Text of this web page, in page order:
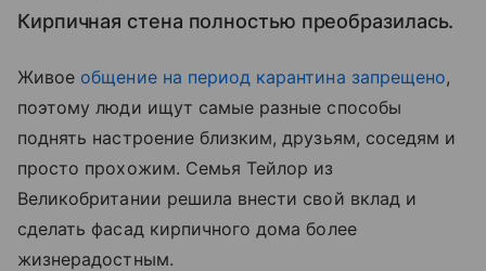
Кирпичная стена полностью преобразилась.
Живое общение на период карантина запрещено,
поэтому люди ищут самые разные способы
поднять настроение близким, друзьям, соседям и
просто прохожим. Семья Тейлор из
Великобритании решила внести свой вклад и
сделать фасад кирпичного дома более
жизнерадостным.